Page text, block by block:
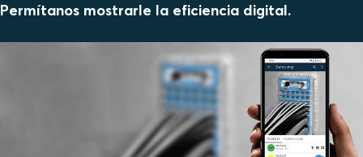
Permítanos mostrarle la eficiencia digital.